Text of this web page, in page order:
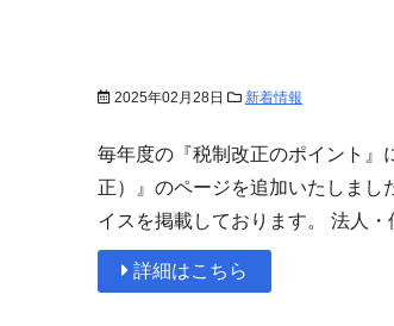
2025年02月28日 新着情報
毎年度の『税制改正のポイント』
正）』のページを追加いたしま
イスを掲載しております。 法人
詳細はこちら